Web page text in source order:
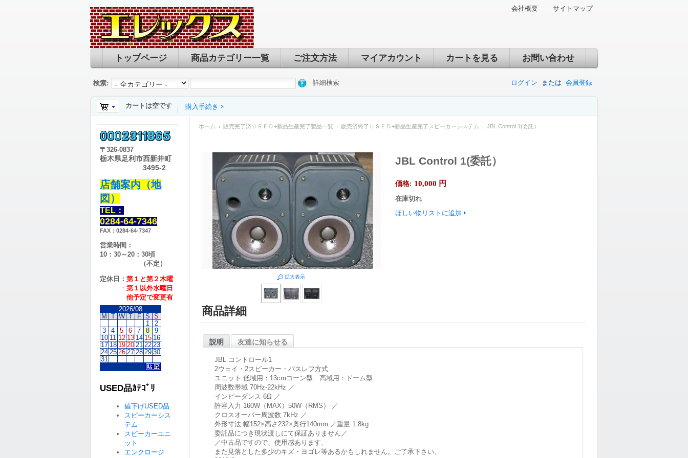
会社概要 サイトマップ
トップページ 商品カテゴリー一覧 ご注文方法 マイアカウント カートを見る お問い合わせ
ログイン または 会員登録
検索: 詳細検索
カートは空です 購入手続き
ホーム 販売完了済ＵＳＥＤ+新品生産完了製品一覧 販売済終了ＵＳＥＤ+新品生産完了スピーカーシステム JBL Control 1(委託）
拡大表示
JBL Control 1(委託）
価格: 10,000 円
在庫切れ
ほしい物リストに追加
商品詳細
説明 友達に知らせる
JBL コントロール1
2ウェイ・2スピーカー・バスレフ方式
ユニット 低域用：13cmコーン型 高域用：ドーム型
周波数帯域 70Hz-22kHz ／
インピーダンス 6Ω ／
許容入力 160W（MAX）50W（RMS） ／
クロスオーバー周波数 7kHz ／
外形寸法 幅152×高さ232×奥行140mm ／重量 1.8kg
委託品につき現状渡しにて保証ありません／
／中古品ですので、使用感あります、
また見落とした多少のキズ・ヨゴレ等あるかもしれません。ご了承下さい。
〒 326-0837
栃木県足利市西新井町
3495-2
店舗案内（地
図）
TEL：
0284-64-7346
FAX：0284-64-7347
営業時間：
10：30～20：30頃
（不定）
定休日： 第１と第２木曜
： 第１以外水曜日
他予定で変更有
2026/08
M
T W T F S S
1
2
3
4 5 6 7 8
9
10 11 12 13 14 15 16
17 18 19 20 21 22 23
24 25 26 27 28 29 30
31
USED品ｶﾃｺﾞﾘ
値下げUSED品
スピーカーシス
テム
スピーカーユニ
ット
エンクロージ